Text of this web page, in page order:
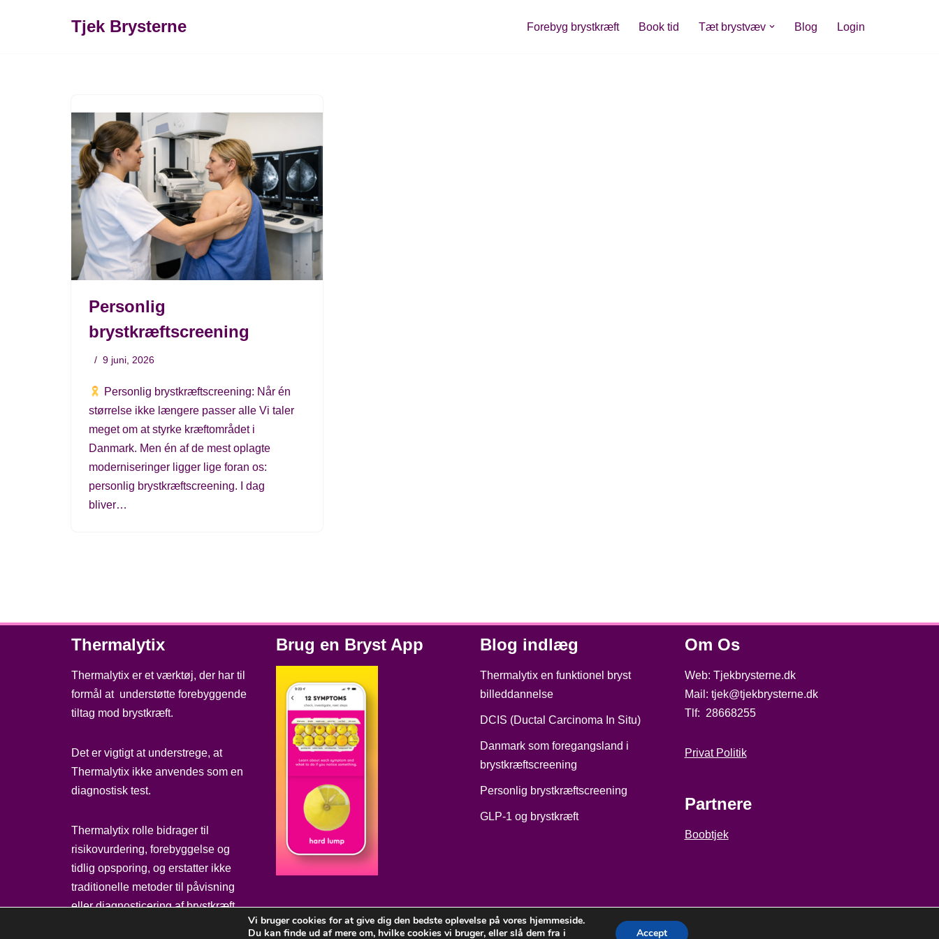
Tjek Brysterne Forebyg brystkræft Book tid Tæt brystvæv Blog Login
Personlig
brystkræftscreening
9 juni, 2026
Personlig brystkræftscreening: Når én
størrelse ikke længere passer alle Vi taler
meget om at styrke kræftområdet i
Danmark. Men én af de mest oplagte
moderniseringer ligger lige foran os:
personlig brystkræftscreening. I dag
bliver…
Thermalytix
Thermalytix er et værktøj, der har til
formål at understøtte forebyggende
tiltag mod brystkræft.
Det er vigtigt at understrege, at
Thermalytix ikke anvendes som en
diagnostisk test.
Thermalytix rolle bidrager til
risikovurdering, forebyggelse og
tidlig opsporing, og erstatter ikke
traditionelle metoder til påvisning
eller diagnosticering af brystkræft.
Brug en Bryst App Blog indlæg
Thermalytix en funktionel bryst
billeddannelse
DCIS (Ductal Carcinoma In Situ)
Danmark som foregangsland i
brystkræftscreening
Personlig brystkræftscreening
GLP‑1 og brystkræft
Om Os
Web: Tjekbrysterne.dk
Mail: tjek@tjekbrysterne.dk
Tlf: 28668255
Privat Politik
Partnere
Boobtjek
Vi bruger cookies for at give dig den bedste oplevelse på vores hjemmeside.
Du kan finde ud af mere om, hvilke cookies vi bruger, eller slå dem fra i
Accept